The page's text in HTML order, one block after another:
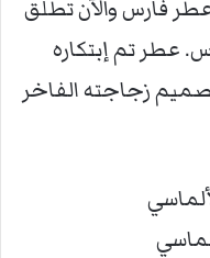
فارس والآن تطلق
عطر تم إبتكاره
زجاجته الفاخر